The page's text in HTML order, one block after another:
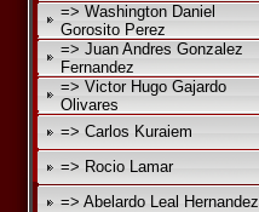
=> Washington Daniel
Gorosito Perez
=> Juan Andres Gonzalez
Fernandez
=> Victor Hugo Gajardo
Olivares
=> Carlos Kuraiem
=> Rocio Lamar
=> Abelardo Leal Hernandez